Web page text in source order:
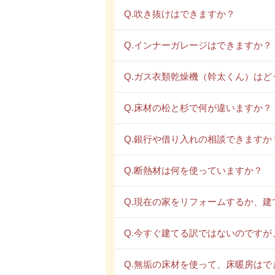
Q.吹き抜けはできますか？
Q.インナーガレージはできますか？
Q.ガス衣類乾燥機（幹太くん）はど
Q.床材の松と杉で何が違いますか？
Q.銀行や借り入れの相談できますか
Q.断熱材は何を使っていますか？
Q.現在の家をリフォームするか、
Q.今すぐ建てる訳ではないのです
Q.無垢の床材を使って、床暖房はで